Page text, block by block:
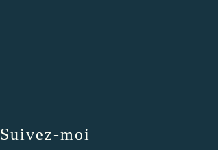
Suivez-moi